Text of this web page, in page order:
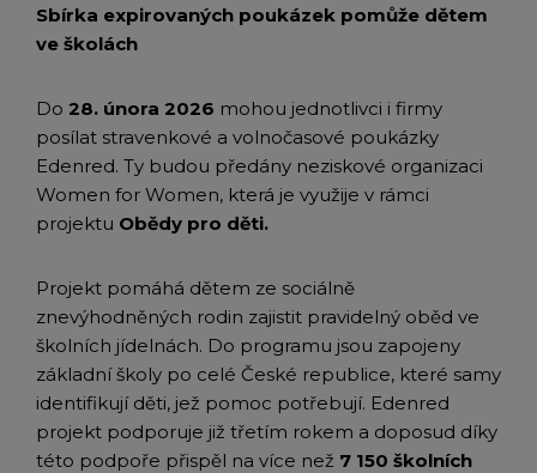
Sbírka expirovaných poukázek pomůže dětem
ve školách
Do 28. února 2026 mohou jednotlivci i firmy
posílat stravenkové a volnočasové poukázky
Edenred. Ty budou předány neziskové organizaci
Women for Women, která je využije v rámci
projektu Obědy pro děti.
Projekt pomáhá dětem ze sociálně
znevýhodněných rodin zajistit pravidelný oběd ve
školních jídelnách. Do programu jsou zapojeny
základní školy po celé České republice, které samy
identifikují děti, jež pomoc potřebují. Edenred
projekt podporuje již třetím rokem a doposud díky
této podpoře přispěl na více než 7 150 školních